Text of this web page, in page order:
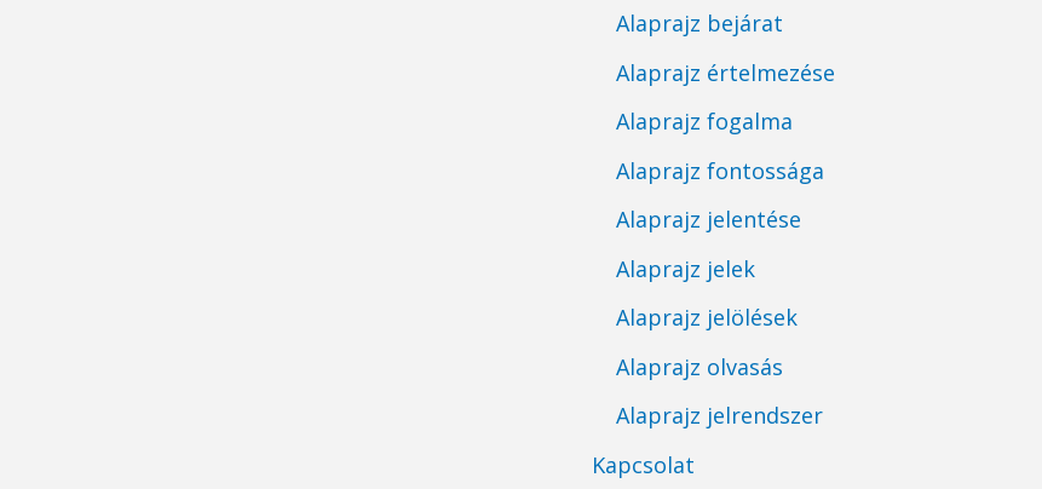
Alaprajz bejárat
Alaprajz értelmezése
Alaprajz fogalma
Alaprajz fontossága
Alaprajz jelentése
Alaprajz jelek
Alaprajz jelölések
Alaprajz olvasás
Alaprajz jelrendszer
Kapcsolat